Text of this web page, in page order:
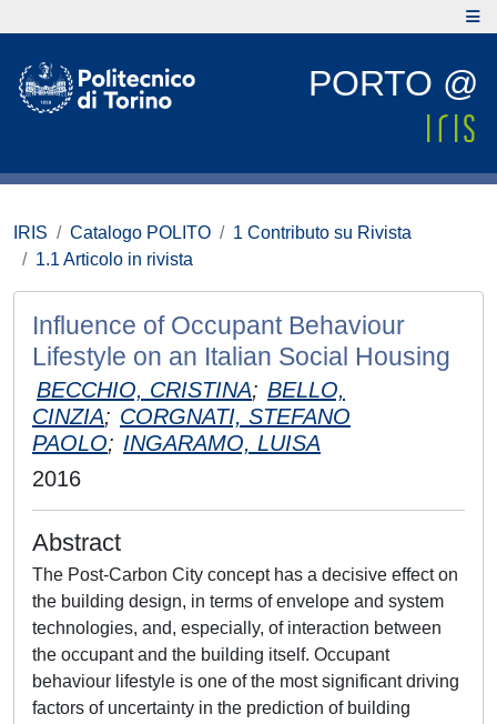
PORTO @
IRIS Catalogo POLITO
1 Contributo su Rivista
1.1 Articolo in rivista
Influence of Occupant Behaviour
Lifestyle on an Italian Social Housing
BECCHIO, CRISTINA; BELLO,
CINZIA; CORGNATI, STEFANO
PAOLO; INGARAMO, LUISA
2016
Abstract
The Post-Carbon City concept has a decisive effect on
the building design, in terms of envelope and system
technologies, and, especially, of interaction between
the occupant and the building itself. Occupant
behaviour lifestyle is one of the most significant driving
factors of uncertainty in the prediction of building